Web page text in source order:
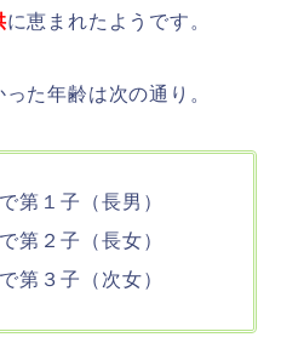
に恵まれたようです。
た年齢は次の通り。
第１子（長男）
第２子（長女）
第３子（次女）